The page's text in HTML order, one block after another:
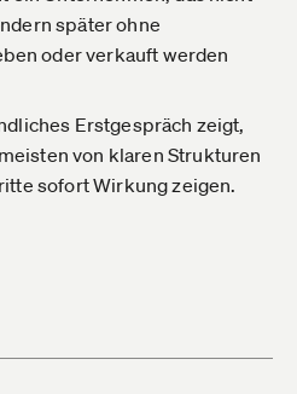
später ohne
oder verkauft werden
Erstgespräch zeigt,
von klaren Strukturen
sofort Wirkung zeigen.